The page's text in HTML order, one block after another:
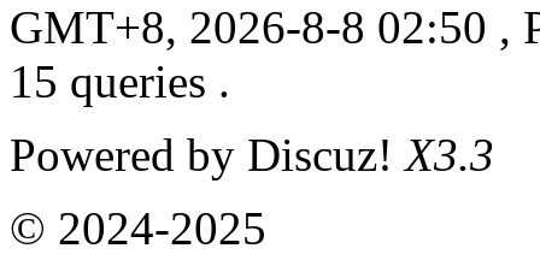
GMT+8, 2026-8-8 02:50 ,
15 queries .
Powered by Discuz!X3.3
© 2024-2025